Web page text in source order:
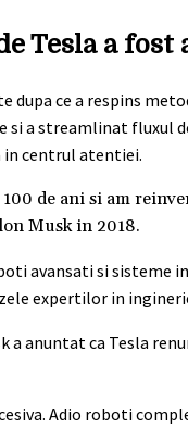
Tesla a fost
ce a respins
a streamlinat fluxul
in centrul atentiei.
de ani si am
Musk in 2018.
avansati si sisteme
expertilor in
a anuntat ca Tesla
Adio roboti